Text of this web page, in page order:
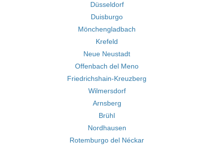
Düsseldorf
Duisburgo
Mönchengladbach
Krefeld
Neue Neustadt
Offenbach del Meno
Friedrichshain-Kreuzberg
Wilmersdorf
Arnsberg
Brühl
Nordhausen
Rotemburgo del Néckar